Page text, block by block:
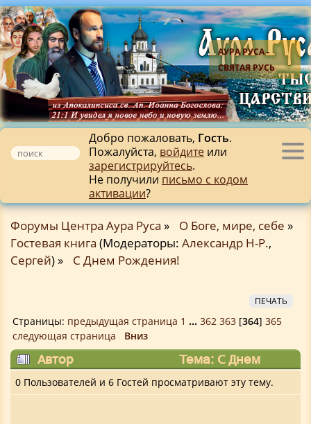
АУРА РУСА -
СВЯТАЯ РУСЬ
Добро пожаловать, Гость.
Пожалуйста, войдите или
зарегистрируйтесь.
Не получили письмо с кодом
активации?
Форумы Центра Аура Руса » О Боге, мире, себе »
Гостевая книга (Модераторы: Александр Н-Р.,
Сергей) » С Днем Рождения!
ПЕЧАТЬ
Страницы: предыдущая страница 1 ... 362 363[364] 365
следующая страница
Вниз
Автор
Тема: С Днем
Рождения! (Прочитано 1737161 раз)
0 Пользователей и 6 Гостей просматривают эту тему.